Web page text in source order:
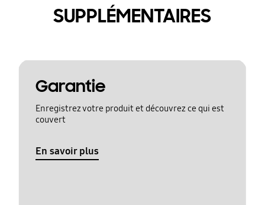
SUPPLÉMENTAIRES
Garantie
Enregistrez votre produit et découvrez ce qui est
couvert
En savoir plus